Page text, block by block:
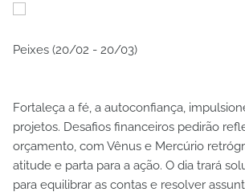
Peixes (20/02 - 20/03)
Fortaleça a fé, a autoconfiança,
projetos. Desafios financeiros pedirão
orçamento, com Vênus e Mercúrio
atitude e parta para a ação. O dia trará
para equilibrar as contas e resolver